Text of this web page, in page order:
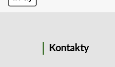
Kontakty